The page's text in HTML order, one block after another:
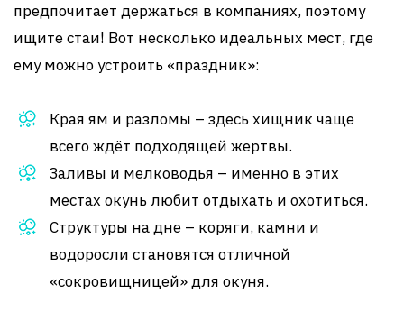
предпочитает держаться в компаниях, поэтому
ищите стаи! Вот несколько идеальных мест, где
ему можно устроить «праздник»:
Края ям и разломы – здесь хищник чаще
всего ждёт подходящей жертвы.
Заливы и мелководья – именно в этих
местах окунь любит отдыхать и охотиться.
Структуры на дне – коряги, камни и
водоросли становятся отличной
«сокровищницей» для окуня.